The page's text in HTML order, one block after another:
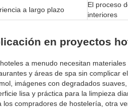
a largo plazo
El proceso
interiores
en proyectos
a menudo necesitan
y áreas de spa sin complicar
imágenes con degradados
lisa y práctica para la limpieza
los compradores de hostelería, otra